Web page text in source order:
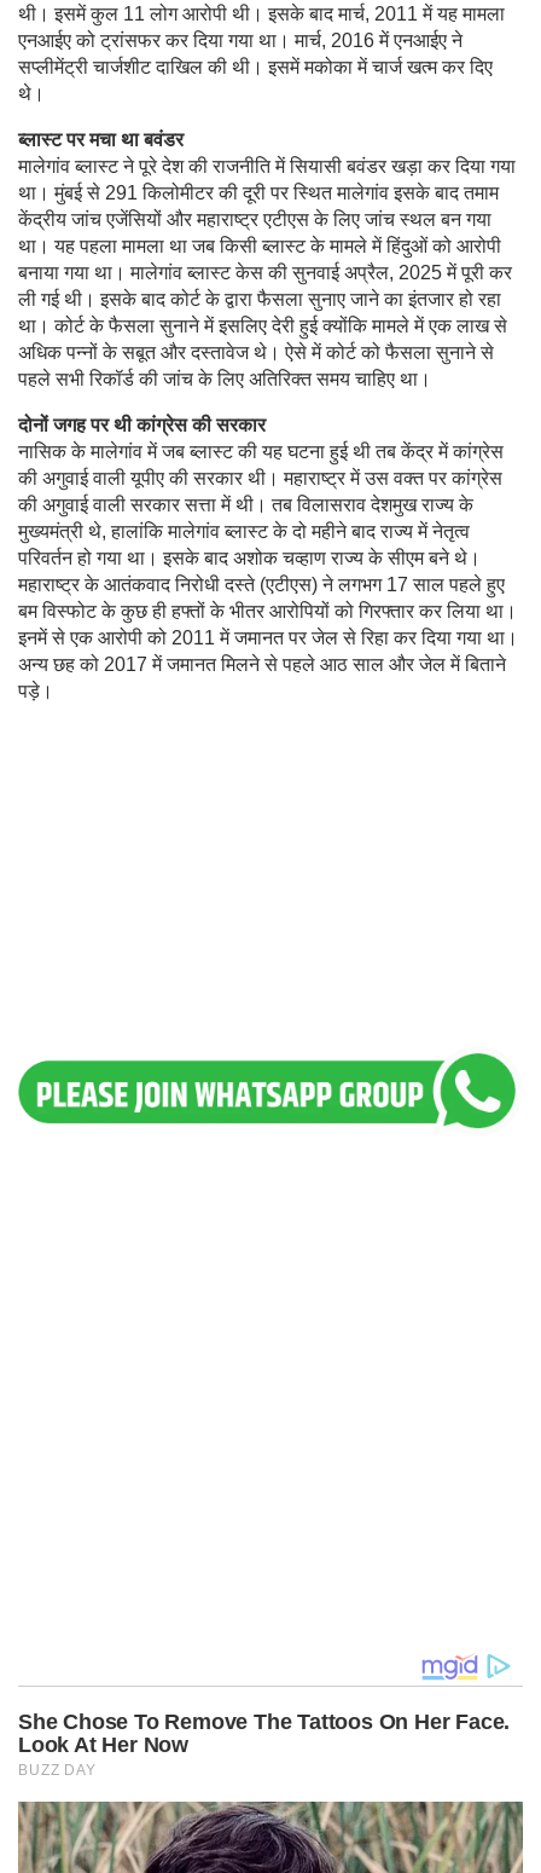
थी। इसमें कुल 11 लोग आरोपी थी। इसके बाद मार्च, 2011 में यह मामला
एनआईए को ट्रांसफर कर दिया गया था। मार्च, 2016 में एनआईए ने
सप्लीमेंट्री चार्जशीट दाखिल की थी। इसमें मकोका में चार्ज खत्म कर दिए
थे।
ब्लास्ट पर मचा था बवंडर
मालेगांव ब्लास्ट ने पूरे देश की राजनीति में सियासी बवंडर खड़ा कर दिया गया
था। मुंबई से 291 किलोमीटर की दूरी पर स्थित मालेगांव इसके बाद तमाम
केंद्रीय जांच एजेंसियों और महाराष्ट्र एटीएस के लिए जांच स्थल बन गया
था। यह पहला मामला था जब किसी ब्लास्ट के मामले में हिंदुओं को आरोपी
बनाया गया था। मालेगांव ब्लास्ट केस की सुनवाई अप्रैल, 2025 में पूरी कर
ली गई थी। इसके बाद कोर्ट के द्वारा फैसला सुनाए जाने का इंतजार हो रहा
था। कोर्ट के फैसला सुनाने में इसलिए देरी हुई क्योंकि मामले में एक लाख से
अधिक पन्नों के सबूत और दस्तावेज थे। ऐसे में कोर्ट को फैसला सुनाने से
पहले सभी रिकॉर्ड की जांच के लिए अतिरिक्त समय चाहिए था।
दोनों जगह पर थी कांग्रेस की सरकार
नासिक के मालेगांव में जब ब्लास्ट की यह घटना हुई थी तब केंद्र में कांग्रेस
की अगुवाई वाली यूपीए की सरकार थी। महाराष्ट्र में उस वक्त पर कांग्रेस
की अगुवाई वाली सरकार सत्ता में थी। तब विलासराव देशमुख राज्य के
मुख्यमंत्री थे, हालांकि मालेगांव ब्लास्ट के दो महीने बाद राज्य में नेतृत्व
परिवर्तन हो गया था। इसके बाद अशोक चव्हाण राज्य के सीएम बने थे।
महाराष्ट्र के आतंकवाद निरोधी दस्ते (एटीएस) ने लगभग 17 साल पहले हुए
बम विस्फोट के कुछ ही हफ्तों के भीतर आरोपियों को गिरफ्तार कर लिया था।
इनमें से एक आरोपी को 2011 में जमानत पर जेल से रिहा कर दिया गया था।
अन्य छह को 2017 में जमानत मिलने से पहले आठ साल और जेल में बिताने
पड़े।